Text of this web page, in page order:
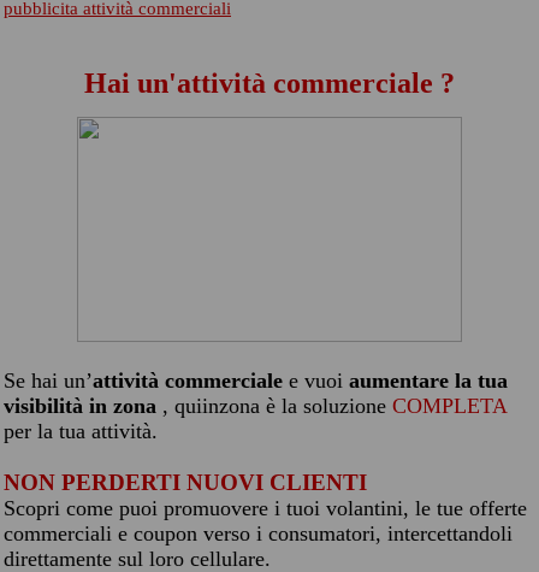
pubblicita attività commerciali
Hai un'attività commerciale ?
Se hai un’attività commerciale e vuoi aumentare la tua
visibilità in zona , quiinzona è la soluzione COMPLETA
per la tua attività.
NON PERDERTI NUOVI CLIENTI
Scopri come puoi promuovere i tuoi volantini, le tue offerte
commerciali e coupon verso i consumatori, intercettandoli
direttamente sul loro cellulare.